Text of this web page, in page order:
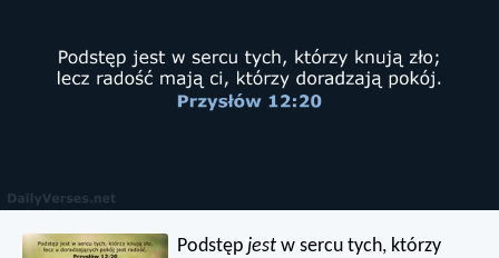
Podstępjest w sercu tych, którzy